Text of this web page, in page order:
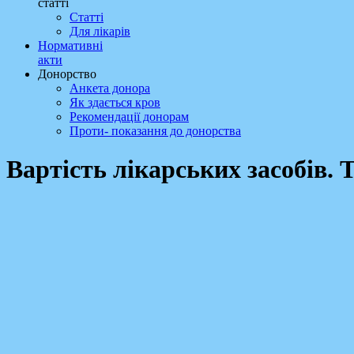
Статті
Для лікарів
Нормативні
акти
Донорство
Анкета донора
Як здається кров
Рекомендації донорам
Проти- показання до донорства
Вартість лікарських засобів.